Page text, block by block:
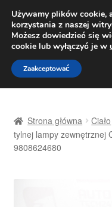
Pn.-pt.
Przejdź
do
nawigacji
Przejdź
do
treści
Dostawa
Strona główna Ciało
tylnej lampy zewnętrznej
9808624680
Używamy plików cookie,
korzystania z naszej
Możesz dowiedzieć się
cookie lub wyłączyć je w
Zaakceptować